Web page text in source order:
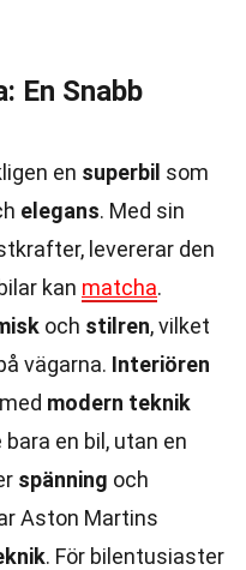
En Snabb
en superbil som
elegans. Med sin
levererar den
kan matcha.
och stilren, vilket
vägarna. Interiören
modern teknik
en bil, utan en
spänning och
Aston Martins
. För bilentusiaster